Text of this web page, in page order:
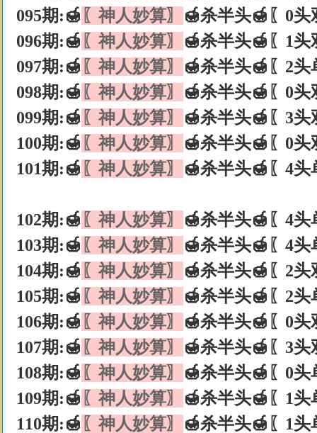
095期:🍯 〖神人妙算〗
🍯杀半头🍯〖0
096期:🍯 〖神人妙算〗
🍯杀半头🍯〖1
097期:🍯 〖神人妙算〗
🍯杀半头🍯〖2
098期:🍯 〖神人妙算〗
🍯杀半头🍯〖0
099期:🍯 〖神人妙算〗
🍯杀半头🍯〖3
100期:🍯 〖神人妙算〗
🍯杀半头🍯〖0
101期:🍯 〖神人妙算〗 🍯杀半头🍯〖4
102期:🍯 〖神人妙算〗
🍯杀半头🍯〖4
103期:🍯 〖神人妙算〗
🍯杀半头🍯〖4
104期:🍯 〖神人妙算〗
🍯杀半头🍯〖2
105期:🍯 〖神人妙算〗
🍯杀半头🍯〖2
106期:🍯 〖神人妙算〗
🍯杀半头🍯〖0
107期:🍯 〖神人妙算〗
🍯杀半头🍯〖3
108期:🍯 〖神人妙算〗
🍯杀半头🍯〖0
109期:🍯 〖神人妙算〗
🍯杀半头🍯〖1
110期:🍯 〖神人妙算〗 🍯杀半头🍯〖1